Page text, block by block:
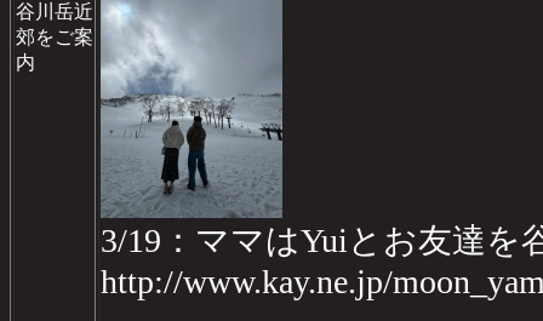
谷川岳近
郊をご案
内
3/19：ママはYuiとお友達を
http://www.kay.ne.jp/